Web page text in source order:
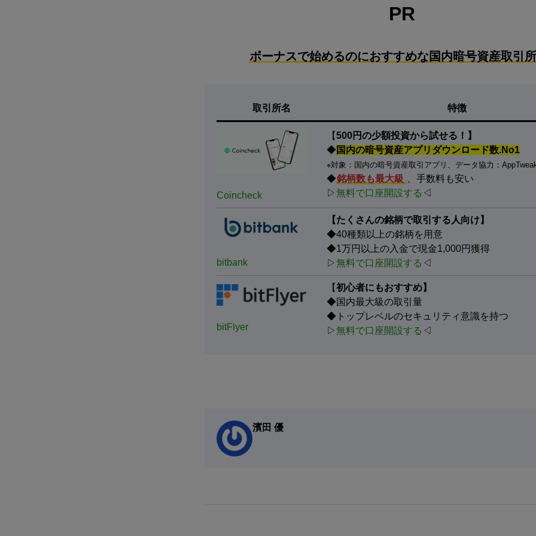
PR
ボーナスで始めるのにおすすめな国内暗号資産取引
取引所名 特徴
Coincheck
【500円の少額投資から試せる！】
◆国内の暗号資産アプリダウンロード数.No1
※対象：国内の暗号資産取引アプリ、データ協力：
◆銘柄数も最大級
、手数料も安い
▷無料で口座開設する ◁
bitbank
【たくさんの銘柄で取引する人向け】
◆40種類以上の銘柄を用意
◆1万円以上の入金で現金1,000円獲得
▷無料で口座開設する ◁
bitFlyer
【初心者にもおすすめ】
◆国内最大級の取引量
◆トップレベルのセキュリティ意識を持つ
▷無料で口座開設する ◁
濱田 優